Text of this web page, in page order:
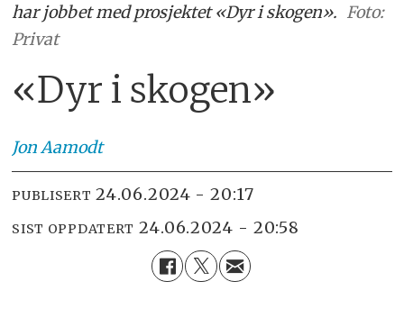
har jobbet med prosjektet «Dyr i skogen». Foto:
Privat
«Dyr i skogen»
JonAamodt
PUBLISERT 24.06.2024 - 20:17
SIST OPPDATERT 24.06.2024 - 20:58